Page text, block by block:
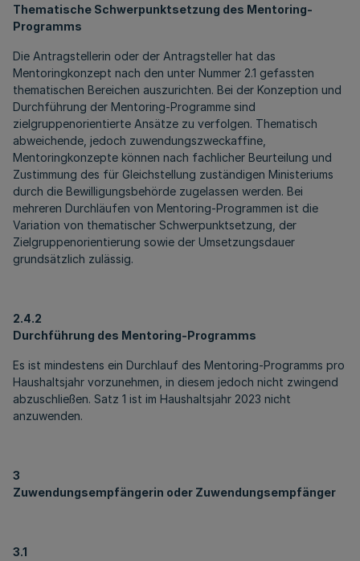
Thematische Schwerpunktsetzung des Mentoring-
Programms
Die Antragstellerin oder der Antragsteller hat das
Mentoringkonzept nach den unter Nummer 2.1 gefassten
thematischen Bereichen auszurichten. Bei der Konzeption und
Durchführung der Mentoring-Programme sind
zielgruppenorientierte Ansätze zu verfolgen. Thematisch
abweichende, jedoch zuwendungszweckaffine,
Mentoringkonzepte können nach fachlicher Beurteilung und
Zustimmung des für Gleichstellung zuständigen Ministeriums
durch die Bewilligungsbehörde zugelassen werden. Bei
mehreren Durchläufen von Mentoring-Programmen ist die
Variation von thematischer Schwerpunktsetzung, der
Zielgruppenorientierung sowie der Umsetzungsdauer
grundsätzlich zulässig.
2.4.2
Durchführung des Mentoring-Programms
Es ist mindestens ein Durchlauf des Mentoring-Programms pro
Haushaltsjahr vorzunehmen, in diesem jedoch nicht zwingend
abzuschließen. Satz 1 ist im Haushaltsjahr 2023 nicht
anzuwenden.
3
Zuwendungsempfängerin oder Zuwendungsempfänger
3.1